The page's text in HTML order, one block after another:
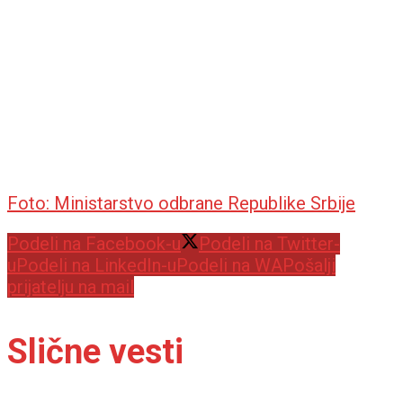
Foto: Ministarstvo odbrane Republike Srbije
Podeli na Facebook-u
Podeli na Twitter-
uPodeli na LinkedIn-uPodeli na WAPošalji
prijatelju na mail
Slične vesti